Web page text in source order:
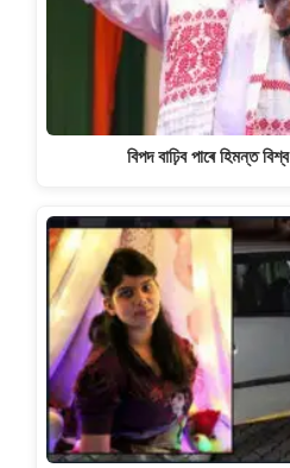
বিপদ বাঢ়িব পাৰে হিমন্ত